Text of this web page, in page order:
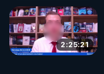
2:25:21